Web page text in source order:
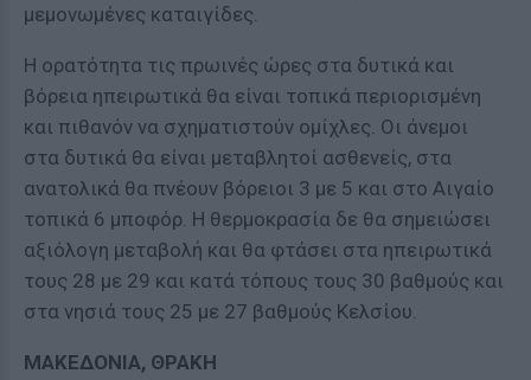
μεμονωμένες καταιγίδες.
Η ορατότητα τις πρωινές ώρες στα δυτικά και
βόρεια ηπειρωτικά θα είναι τοπικά περιορισμένη
και πιθανόν να σχηματιστούν ομίχλες. Οι άνεμοι
στα δυτικά θα είναι μεταβλητοί ασθενείς, στα
ανατολικά θα πνέουν βόρειοι 3 με 5 και στο Αιγαίο
τοπικά 6 μποφόρ. Η θερμοκρασία δε θα σημειώσει
αξιόλογη μεταβολή και θα φτάσει στα ηπειρωτικά
τους 28 με 29 και κατά τόπους τους 30 βαθμούς και
στα νησιά τους 25 με 27 βαθμούς Κελσίου.
ΜΑΚΕΔΟΝΙΑ, ΘΡΑΚΗ